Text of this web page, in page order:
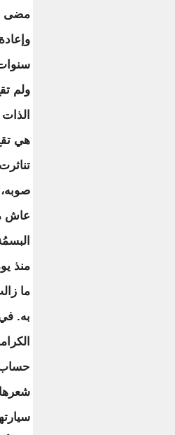
مضى
ولم
هي
صوبه،
عاش
منذ
ما
به.
حساب